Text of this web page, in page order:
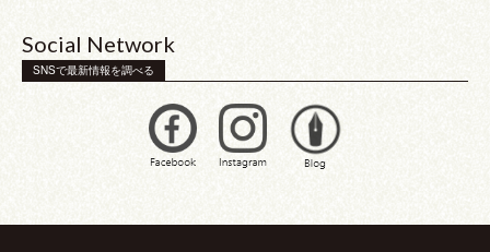
Social Network
SNSで最新情報を調べる